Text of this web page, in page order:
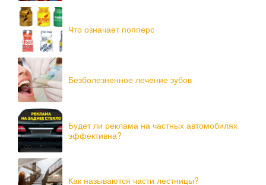
Что означает попперс
Безболезненное лечение зубов
Будет ли реклама на частных автомобилях
эффективна?
Как называются части лестницы?